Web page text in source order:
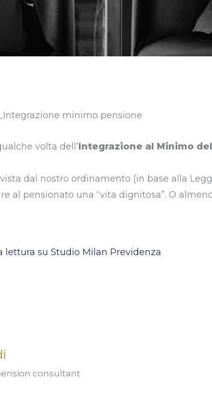
volta dell’Integrazione al Minimo
dal nostro ordinamento (in base alla
al pensionato una “vita dignitosa”. O
lettura su Studio Milan Previdenza
consultant